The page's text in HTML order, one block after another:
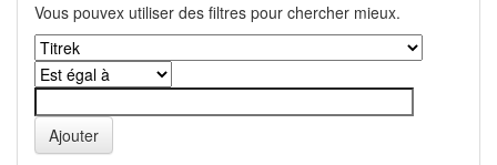
Vous pouvex utiliser des filtres pour chercher mieux.